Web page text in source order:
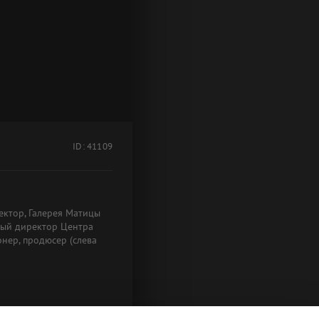
ID: 41109
Галерея Матицы
директор Центра
продюсер (слева